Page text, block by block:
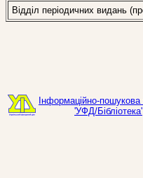
Відділ періодичних видань
Інформаційно-
'УФД/Бібліотека'